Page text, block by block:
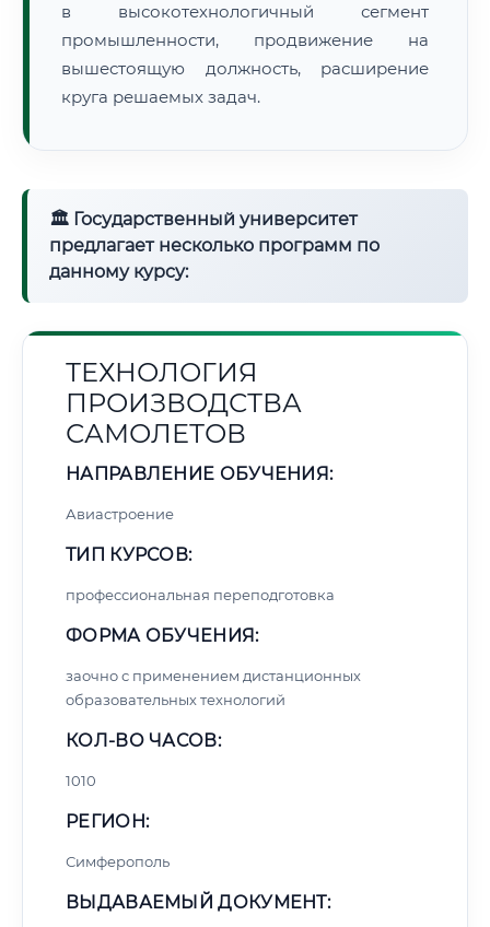
в высокотехнологичный сегмент
промышленности, продвижение на
вышестоящую должность, расширение
круга решаемых задач.
🏛 Государственный университет
предлагает несколько программ по
данному курсу:
ТЕХНОЛОГИЯ
ПРОИЗВОДСТВА
САМОЛЕТОВ
НАПРАВЛЕНИЕ ОБУЧЕНИЯ:
Авиастроение
ТИП КУРСОВ:
профессиональная переподготовка
ФОРМА ОБУЧЕНИЯ:
заочно с применением дистанционных
образовательных технологий
КОЛ-ВО ЧАСОВ:
1010
РЕГИОН:
Симферополь
ВЫДАВАЕМЫЙ ДОКУМЕНТ: